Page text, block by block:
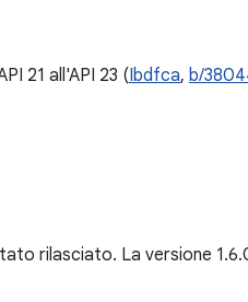
21 all'API 23 (Ibdfca, b/
rilasciato. La versione